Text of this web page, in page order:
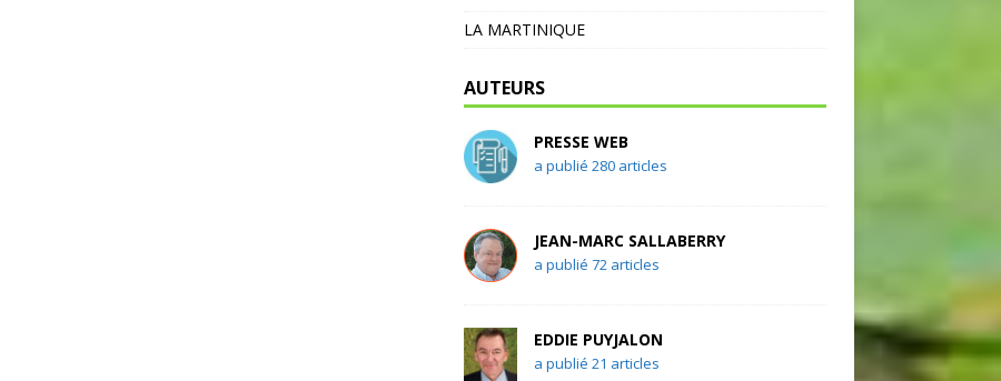
LA MARTINIQUE
AUTEURS
PRESSE WEB
a publié 280 articles
JEAN-MARC SALLABERRY
a publié 72 articles
EDDIE PUYJALON
a publié 21 articles